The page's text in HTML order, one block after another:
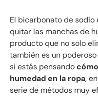
El bicarbonato de sodio
quitar las manchas de
producto que no solo
también es un
si estás pensando
humedad en la ropa,
serie de métodos muy